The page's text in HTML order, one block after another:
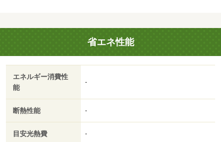
省エネ性能
エネルギー消費性
能
-
断熱性能 -
目安光熱費 -